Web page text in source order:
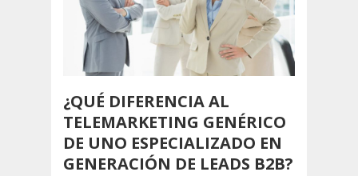
¿QUÉ DIFERENCIA AL
TELEMARKETING GENÉRICO
DE UNO ESPECIALIZADO EN
GENERACIÓN DE LEADS B2B?